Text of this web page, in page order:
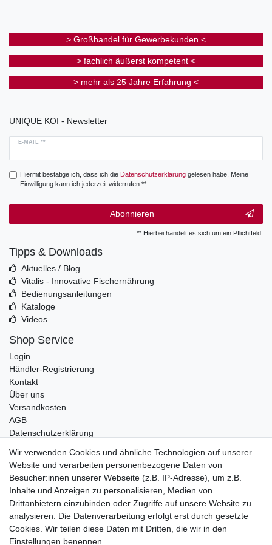
> Großhandel für Gewerbekunden <
> fachlich äußerst kompetent <
> mehr als 25 Jahre Erfahrung <
UNIQUE KOI - Newsletter
E-MAIL **
Hiermit bestätige ich, dass ich die Daten­schutz­erklärunggelesen habe. Meine
Einwilligung kann ich jederzeit widerrufen.**
Abonnieren
** Hierbei handelt es sich um ein Pflichtfeld.
Tipps & Downloads
Aktuelles / Blog
Vitalis - Innovative Fischernährung
Bedienungsanleitungen
Kataloge
Videos
Shop Service
Login
Händler-Registrierung
Kontakt
Über uns
Versandkosten
AGB
Datenschutzerklärung
Telefonische Beratung und Unterstützung für Händler unter:
+49 2851 5895-0
Montag - Donnerstag: 08.00 - 16.30 Uhr
Freitag: 08.00 - 16.00 Uhr
Wir verwenden Cookies und ähnliche Technologien auf unserer
Website und verarbeiten personenbezogene Daten von
Besucher:innen unserer Webseite (z.B. IP-Adresse), um z.B.
Inhalte und Anzeigen zu personalisieren, Medien von
Drittanbietern einzubinden oder Zugriffe auf unsere Website zu
analysieren. Die Datenverarbeitung erfolgt erst durch gesetzte
Cookies. Wir teilen diese Daten mit Dritten, die wir in den
Einstellungen benennen.